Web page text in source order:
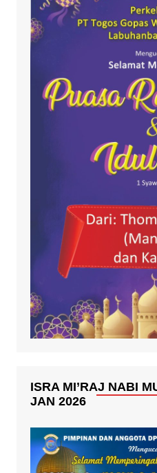
ISRA MI’RAJ NABI
JAN 2026